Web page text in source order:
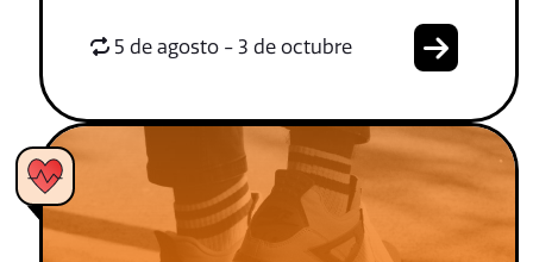
5 de agosto - 3 de octubre